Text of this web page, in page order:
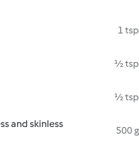
1 tsp
½ tsp
½ tsp
and skinless
500 g